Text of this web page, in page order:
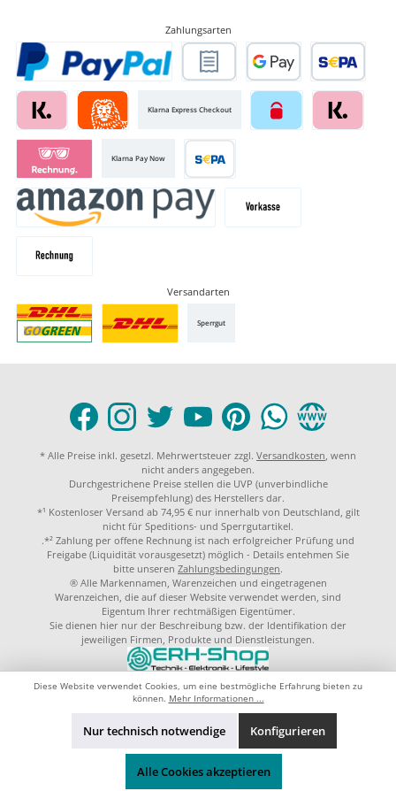
Zahlungsarten
Klarna Express Checkout
Klarna Pay Now
Versandarten
Sperrgut
* Alle Preise inkl. gesetzl. Mehrwertsteuer zzgl. Versandkosten, wenn
nicht anders angegeben.
Durchgestrichene Preise stellen die UVP (unverbindliche
Preisempfehlung) des Herstellers dar.
*¹ Kostenloser Versand ab 74,95 € nur innerhalb von Deutschland, gilt
nicht für Speditions- und Sperrgutartikel.
.*² Zahlung per offene Rechnung ist nach erfolgreicher Prüfung und
Freigabe (Liquidität vorausgesetzt) möglich - Details entehmen Sie
bitte unseren Zahlungsbedingungen.
® Alle Markennamen, Warenzeichen und eingetragenen
Warenzeichen, die auf dieser Website verwendet werden, sind
Eigentum Ihrer rechtmäßigen Eigentümer.
Sie dienen hier nur der Beschreibung bzw. der Identifikation der
jeweiligen Firmen, Produkte und Dienstleistungen.
Diese Website verwendet Cookies, um eine bestmögliche Erfahrung bieten zu
können. Mehr Informationen ...
Nur technisch notwendige Konfigurieren
Alle Cookies akzeptieren